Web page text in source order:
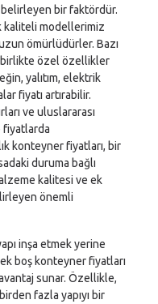
belirleyen bir faktördür.
kaliteli modellerimiz
ömürlüdürler. Bazı
birlikte özel özellikler
yalıtım, elektrik
fiyatı artırabilir.
ve uluslararası
fiyatlarda
konteyner fiyatları, bir
duruma bağlı
kalitesi ve ek
önemli
inşa etmek yerine
boş konteyner fiyatları
avantaj sunar. Özellikle,
fazla yapıyı bir